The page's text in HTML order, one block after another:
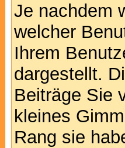
Je nachdem
welcher
Ihrem
dargestellt.
Beiträge Sie
kleines
Rang sie